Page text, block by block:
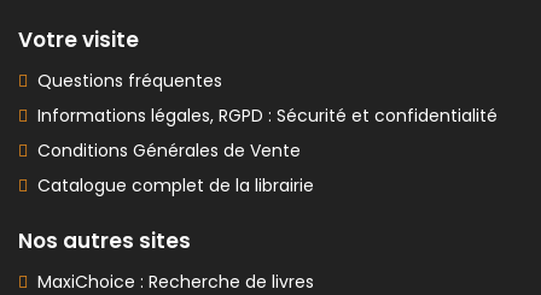
Votre visite
Questions fréquentes
Informations légales, RGPD : Sécurité et confidentialité
Conditions Générales de Vente
Catalogue complet de la librairie
Nos autres sites
MaxiChoice : Recherche de livres